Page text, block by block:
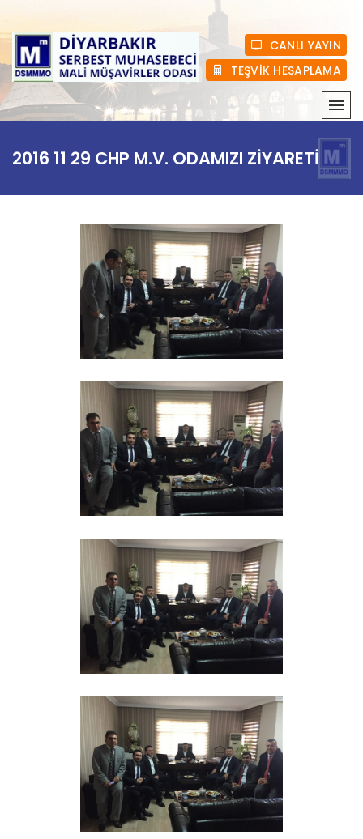
CANLI YAYIN
TEŞVİK HESAPLAMA
KURUMSAL
MEVZUAT
ÜYELIK
E-BÜLTEN
BASINDA BIZ
GALERI
İLETIŞIM
2016 11 29 CHP M.V. ODAMIZI ZİYARETİ